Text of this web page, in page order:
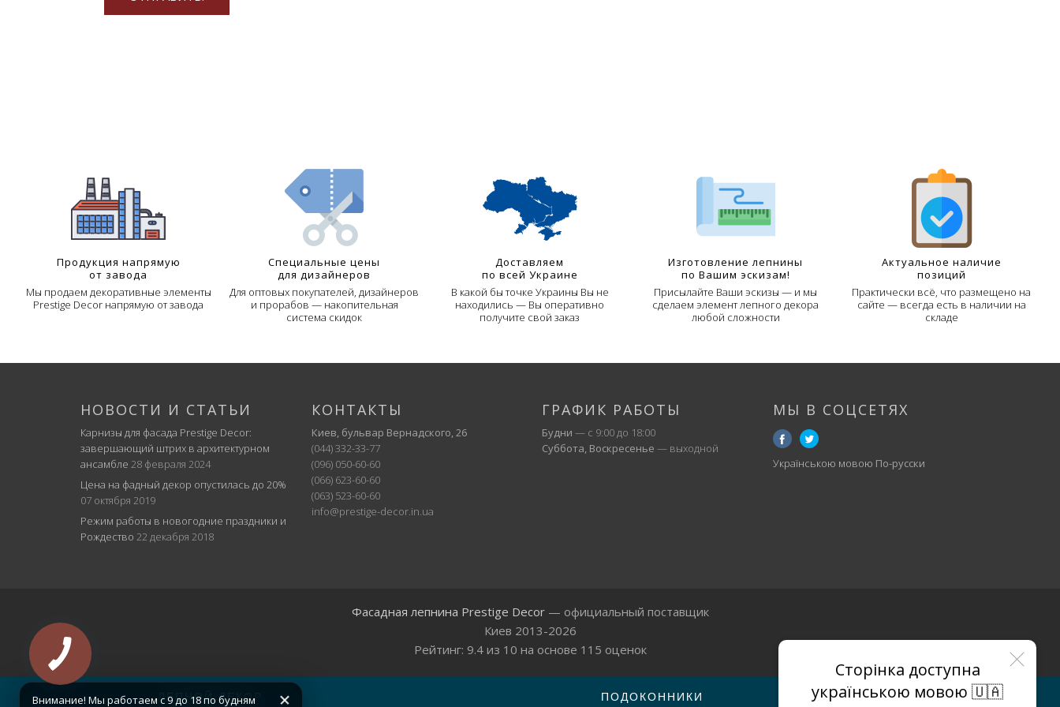
Продукция напрямую
от завода
Мы продаем декоративные элементы
Prestige Decor напрямую от завода
Специальные цены
для дизайнеров
Для оптовых покупателей, дизайнеров
и прорабов — накопительная
система скидок
Доставляем
по всей Украине
В какой бы точке Украины Вы не
находились — Вы оперативно
получите свой заказ
Изготовление лепнины
по Вашим эскизам!
Присылайте Ваши эскизы — и мы
сделаем элемент лепного декора
любой сложности
Актуальное наличие
позиций
Практически всё, что размещено на
сайте — всегда есть в наличии на
складе
НОВОСТИ И СТАТЬИ
Карнизы для фасада Prestige Decor:
завершающий штрих в архитектурном
ансамбле 28 февраля 2024
Цена на фадный декор опустилась до 20%
07 октября 2019
Режим работы в новогодние праздники и
Рождество 22 декабря 2018
КОНТАКТЫ
Киев, бульвар Вернадского, 26
(044) 332-33-77
(096) 050-60-60
(066) 623-60-60
(063) 523-60-60
info@prestige-decor.in.ua
ГРАФИК РАБОТЫ
Будни — с 9:00 до 18:00
Суббота, Воскресенье — выходной
МЫ В СОЦСЕТЯХ
Українською мовою По-русски
Фасадная лепнина Prestige Decor— официальный поставщик
Киев 2013-2026
Рейтинг: 9.4из 10 на основе 115 оценок
ЛЕПНОЙ ДЕКОР ПОДОКОННИКИ МАГАЗИНЫ
Внимание! Мы работаем c 9 до 18 по будням
Сторінка доступна
українською мовою 🇺🇦